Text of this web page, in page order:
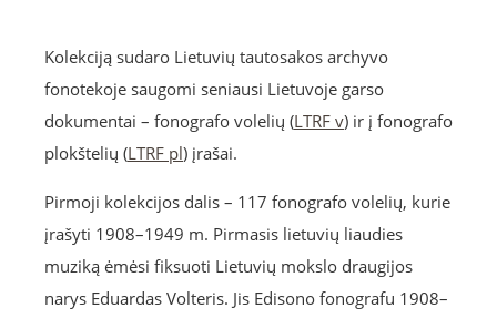
Kolekciją sudaro Lietuvių tautosakos archyvo
fonotekoje saugomi seniausi Lietuvoje garso
dokumentai – fonografo volelių (LTRF v) ir į fonografo
plokštelių (LTRF pl) įrašai.
Pirmoji kolekcijos dalis – 117 fonografo volelių, kurie
įrašyti 1908–1949 m. Pirmasis lietuvių liaudies
muziką ėmėsi fiksuoti Lietuvių mokslo draugijos
narys Eduardas Volteris. Jis Edisono fonografu 1908–